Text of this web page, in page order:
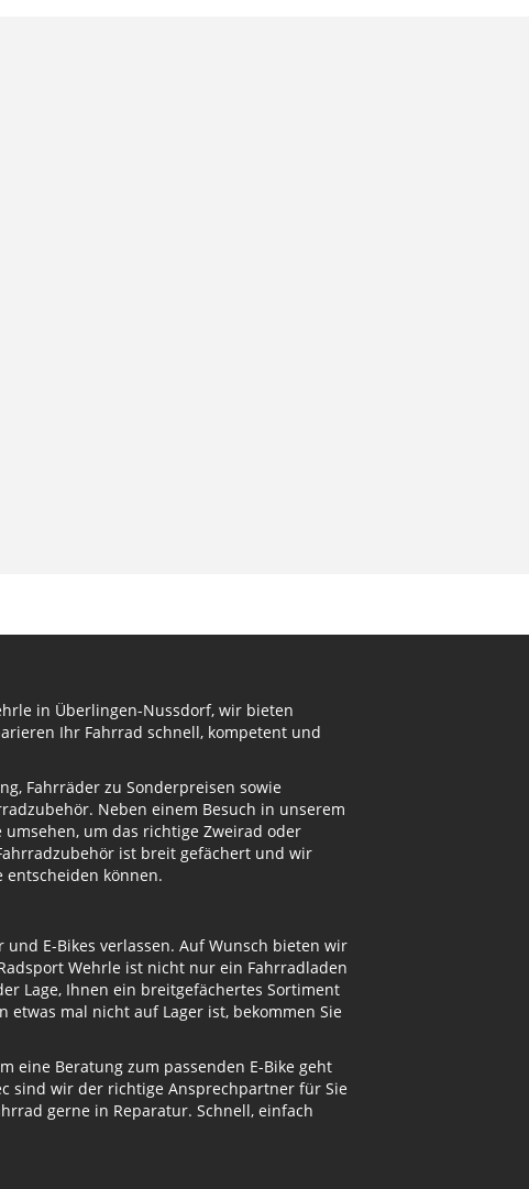
in Überlingen-Nussdorf, wir bieten
Ihr Fahrrad schnell, kompetent und
Fahrräder zu Sonderpreisen sowie
Neben einem Besuch in unserem
um das richtige Zweirad oder
ist breit gefächert und wir
entscheiden können.
E-Bikes verlassen. Auf Wunsch bieten wir
Wehrle ist nicht nur ein Fahrradladen
Lage, Ihnen ein breitgefächertes Sortiment
mal nicht auf Lager ist, bekommen Sie
eine Beratung zum passenden E-Bike geht
sind wir der richtige Ansprechpartner für Sie
gerne in Reparatur. Schnell, einfach